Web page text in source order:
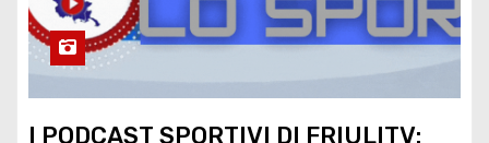
I PODCAST SPORTIVI DI FRIULITV: